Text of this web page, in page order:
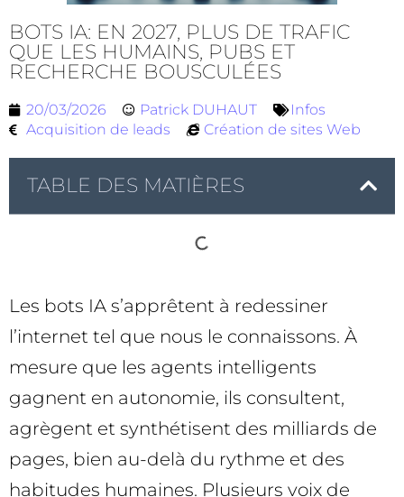
BOTS IA: EN 2027, PLUS DE TRAFIC
QUE LES HUMAINS, PUBS ET
RECHERCHE BOUSCULÉES
20/03/2026 Patrick DUHAUT
Infos
Acquisition de leads
Création de sites Web
TABLE DES MATIÈRES
Les bots IA s’apprêtent à redessiner
l’internet tel que nous le connaissons. À
mesure que les agents intelligents
gagnent en autonomie, ils consultent,
agrègent et synthétisent des milliards de
pages, bien au-delà du rythme et des
habitudes humaines. Plusieurs voix de